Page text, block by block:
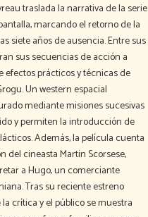
traslada la narrativa de la serie
marcando el retorno de la
siete años de ausencia. Entre sus
sus secuencias de acción a
efectos prácticos y técnicas de
Un western espacial
mediante misiones sucesivas
y permiten la introducción de
Además, la película cuenta
del cineasta Martin Scorsese,
a Hugo, un comerciante
Tras su reciente estreno
crítica y el público se muestra